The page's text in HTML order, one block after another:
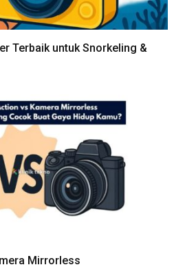
Terbaik untuk Snorkeling &
Mirrorless